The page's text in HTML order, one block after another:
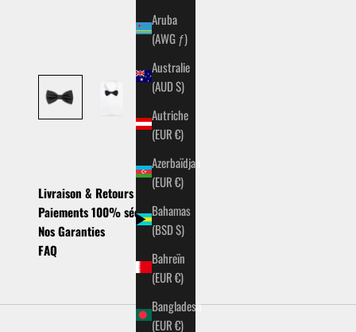
Aruba
(AWG ƒ)
Australie
(AUD $)
Autriche
(EUR €)
Azerbaïdjan
(EUR €)
Bahamas
(BSD $)
Bahreïn
(EUR €)
Bangladesh
(EUR €)
Livraison & Retours
Paiements 100% sécurisés
Nos Garanties
FAQ